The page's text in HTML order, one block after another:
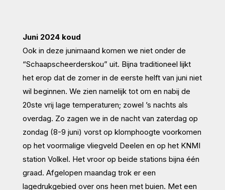
Juni 2024 koud
Ook in deze junimaand komen we niet onder de
“Schaapscheerderskou” uit. Bijna traditioneel lijkt
het erop dat de zomer in de eerste helft van juni niet
wil beginnen. We zien namelijk tot om en nabij de
20ste vrij lage temperaturen; zowel ’s nachts als
overdag. Zo zagen we in de nacht van zaterdag op
zondag (8-9 juni) vorst op klomphoogte voorkomen
op het voormalige vliegveld Deelen en op het KNMI
station Volkel. Het vroor op beide stations bijna één
graad. Afgelopen maandag trok er een
lagedrukgebied over ons heen met buien. Met een